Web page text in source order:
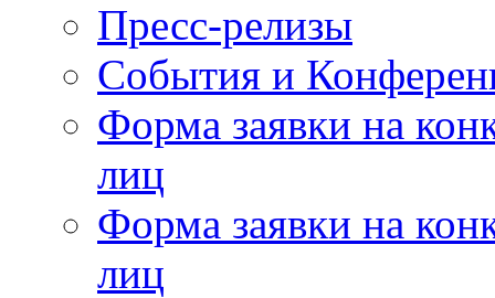
Пресс-релизы
События и
Форма заявки на
лиц
Форма заявки на
лиц